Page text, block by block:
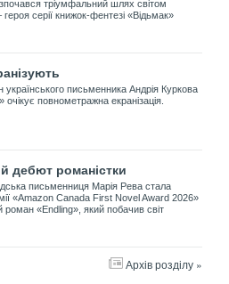
тріумфальний шлях світом
героя серії книжок-фентезі «Відьмак»
українського письменника Андрія Куркова
очікує повнометражна екранізація.
дебют романістки
письменниця Марія Рева стала
«Amazon Canada First Novel Award 2026»
роман «Endling», який побачив світ
Архів розділу »